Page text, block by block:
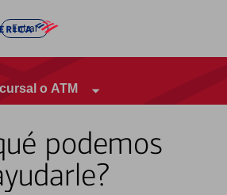
Entrar
o ATM
podemos